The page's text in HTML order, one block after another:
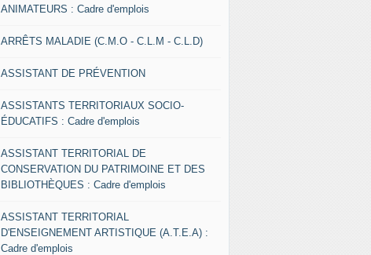
ANIMATEURS : Cadre d'emplois
ARRÊTS MALADIE (C.M.O - C.L.M - C.L.D)
ASSISTANT DE PRÉVENTION
ASSISTANTS TERRITORIAUX SOCIO-
ÉDUCATIFS : Cadre d'emplois
ASSISTANT TERRITORIAL DE
CONSERVATION DU PATRIMOINE ET DES
BIBLIOTHÈQUES : Cadre d'emplois
ASSISTANT TERRITORIAL
D'ENSEIGNEMENT ARTISTIQUE (A.T.E.A) :
Cadre d'emplois